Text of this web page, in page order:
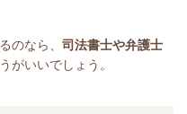
のなら、 司法書士や弁護士
がいいでしょう。